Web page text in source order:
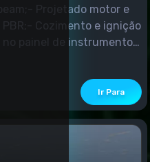
Projetado motor e
PBR;- Cozimento e ignição
no painel de instrumentos
Ir Para